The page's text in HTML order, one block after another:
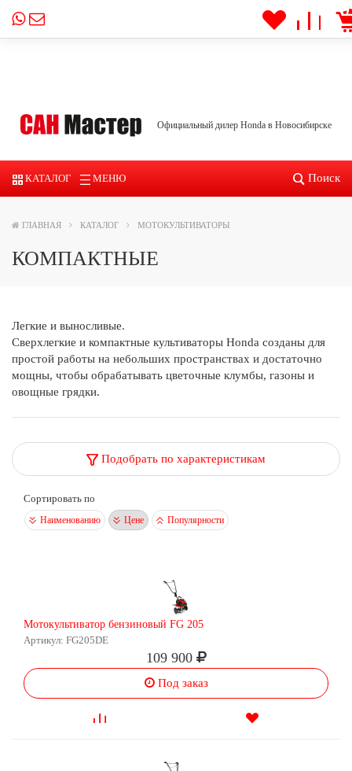
Официальный дилер Honda в Новосибирске
КАТАЛОГ МЕНЮ Поиск
ГЛАВНАЯ КАТАЛОГ МОТОКУЛЬТИВАТОРЫ
КОМПАКТНЫЕ
Легкие и выносливые.
Сверхлегкие и компактные культиваторы Honda созданы для
простой работы на небольших пространствах и достаточно
мощны, чтобы обрабатывать цветочные клумбы, газоны и
овощные грядки.
Подобрать по характеристикам
Сортировать по
Наименованию Цене Популярности
Мотокультиватор бензиновый FG 205
Артикул: FG205DE
109 900
Под заказ